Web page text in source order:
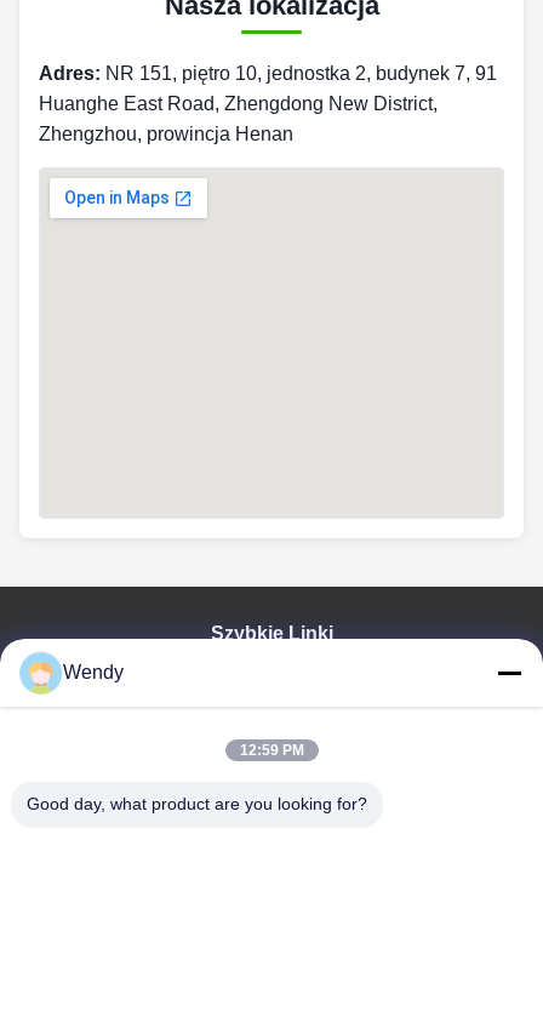
Adres: NR 151, piętro 10, jednostka 2, budynek 7, 91
Huanghe East Road, Zhengdong New District,
Zhengzhou, prowincja Henan
Szybkie Linki
Produkty
Wideo
Pokaz VR
O NAS
Wendy
12:59 PM
Good day, what product are you looking for?